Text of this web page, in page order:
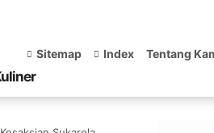
Sitemap Index Tentang